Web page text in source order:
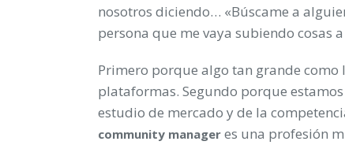
nosotros diciendo… «Búscame a
persona que me vaya subiendo cosas
Primero porque algo tan grande como
plataformas. Segundo porque
estudio de mercado y de la
community manager es una profesión